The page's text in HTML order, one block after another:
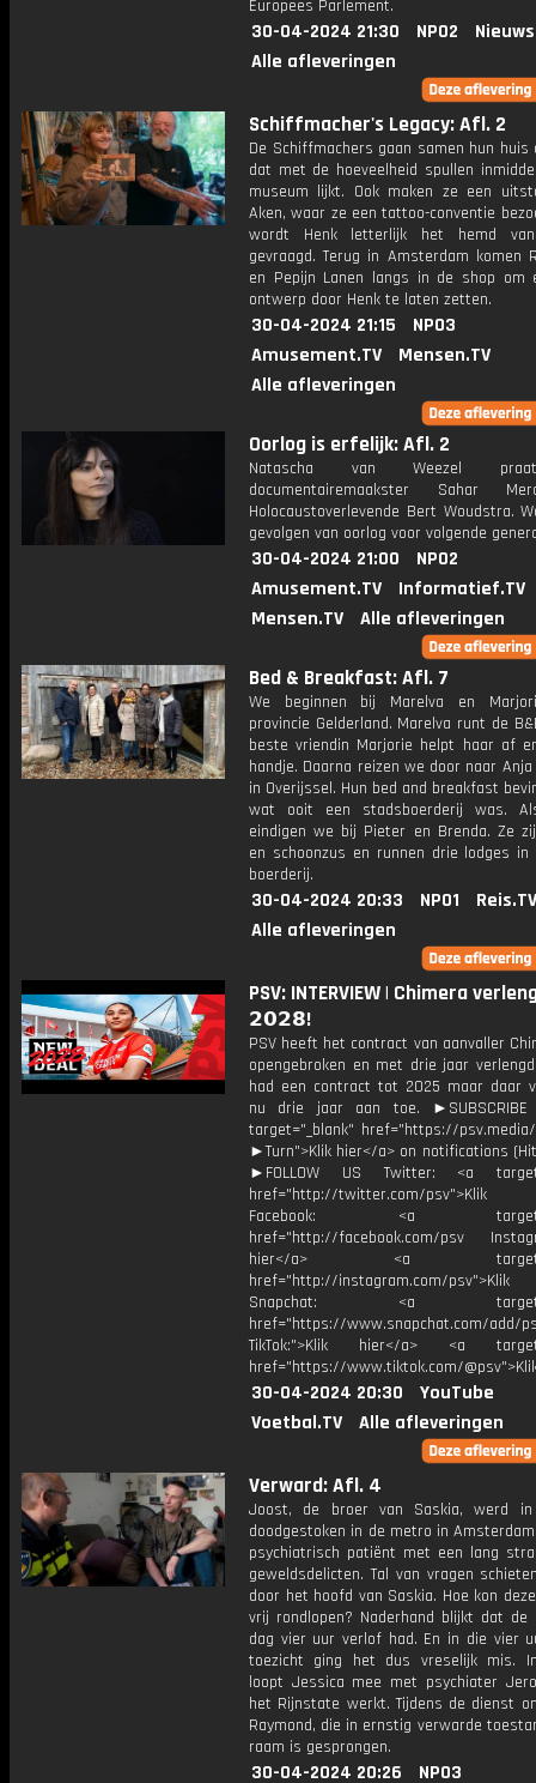
Europees Parlement.
30-04-2024 21:30 NPO2
Alle afleveringen
Schiffmacher's Legacy: Afl. 2
De Schiffmachers gaan samen hun huis
dat met de hoeveelheid spullen
museum lijkt. Ook maken ze een
Aken, waar ze een tattoo-conventie
wordt Henk letterlijk het hemd
gevraagd. Terug in Amsterdam komen
en Pepijn Lanen langs in de shop om
ontwerp door Henk te laten zetten.
30-04-2024 21:15
NPO3
Amusement.TV
Mensen.TV
Alle afleveringen
Oorlog is erfelijk: Afl. 2
Natascha van Weezel
documentairemaakster Sahar
Holocaustoverlevende Bert Woudstra.
gevolgen van oorlog voor volgende
30-04-2024 21:00
NPO2
Amusement.TV
Informatief.TV
Mensen.TV
Alle afleveringen
Bed & Breakfast: Afl. 7
We beginnen bij Marelva en
provincie Gelderland. Marelva runt de
beste vriendin Marjorie helpt haar af
handje. Daarna reizen we door naar
in Overijssel. Hun bed and breakfast
wat ooit een stadsboerderij was.
eindigen we bij Pieter en Brenda. Ze
en schoonzus en runnen drie lodges in
boerderij.
30-04-2024 20:33 NPO1
Reis.TV
Alle afleveringen
PSV: INTERVIEW | Chimera
𝟮𝟬𝟮𝟴!
PSV heeft het contract van aanvaller
opengebroken en met drie jaar
had een contract tot 2025 maar daar
nu drie jaar aan toe. ►SUBSCRIBE
target="_blank" href="https://psv.media/
►Turn">Klik hier</a> on notifications
►FOLLOW US Twitter: <a
href="http://twitter.com/psv">Klik
Facebook: <a
href="http://facebook.com/psv
hier</a> <a
href="http://instagram.com/
Snapchat: <a
href="https://www.snapchat.com/add/
TikTok:">Klik hier</a> <a
href="https://www.tiktok.com/
30-04-2024 20:30
YouTube
Voetbal.TV
Alle afleveringen
Verward: Afl. 4
Joost, de broer van Saskia, werd in
doodgestoken in de metro in
psychiatrisch patiënt met een lang
geweldsdelicten. Tal van vragen
door het hoofd van Saskia. Hoe kon
vrij rondlopen? Naderhand blijkt dat de
dag vier uur verlof had. En in die vier
toezicht ging het dus vreselijk mis.
loopt Jessica mee met psychiater
het Rijnstate werkt. Tijdens de dienst
Raymond, die in ernstig verwarde
raam is gesprongen.
30-04-2024 20:26 NPO3